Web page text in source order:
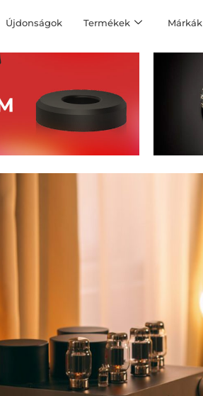
Újdonságok Termékek Márkák